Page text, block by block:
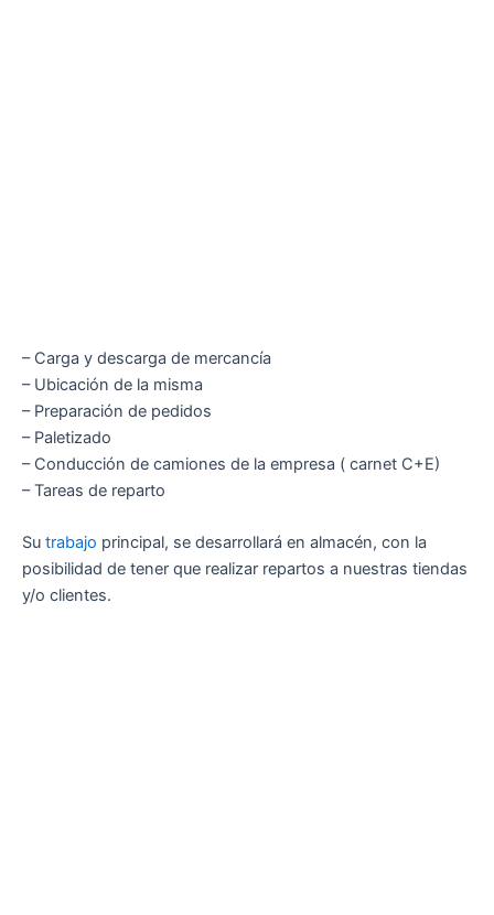
– Carga y descarga de mercancía
– Ubicación de la misma
– Preparación de pedidos
– Paletizado
– Conducción de camiones de la empresa ( carnet C+E)
– Tareas de reparto
Su trabajo principal, se desarrollará en almacén, con la
posibilidad de tener que realizar repartos a nuestras tiendas
y/o clientes.